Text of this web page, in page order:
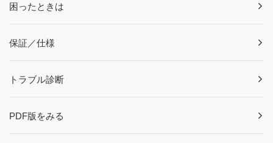
困ったときは
保証／仕様
トラブル診断
PDF版をみる